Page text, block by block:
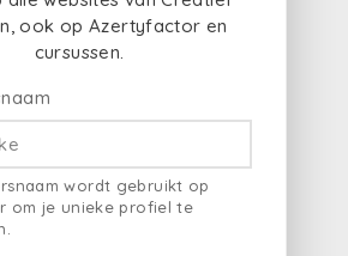
ook op Azertyfactor en
cursussen.
wordt gebruikt op
om je unieke profiel te